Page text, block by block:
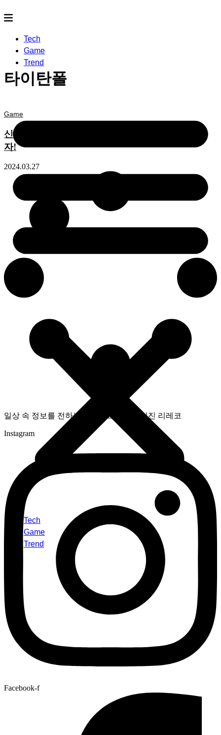
Tech
Game
Trend
Tech
Game
Trend
타이탄폴
Game
신작게임 찾지 말고 ‘타이탄폴’ 단돈 3,300원에 사
자!
2024.03.27
일상 속 정보를 전하는 라이프스타일 매거진 리레코
Instagram
Facebook-f